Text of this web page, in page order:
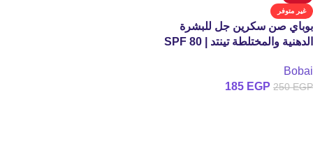
غير متوفر
بوباي صن سكرين جل للبشرة
الدهنية والمختلطة تينتد | SPF 80
Bobai
250EGP
185 EGP